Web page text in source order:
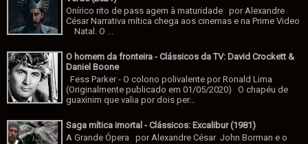
Onírico rito de pass agem à maturidade por Alexandre
César Narrativa mítica chega aos cinemas e na Prime Video
Natal. O ...
O homem da fronteira - Clássicos da TV: David Crockett &
Daniel Boone
Fess Parker - O colono polivalente por Ronald Lima
(Originalmente publicado em 01/05/2020) O chapéu de
guaxinim que valia por dois per...
Saga mítica imortal - Clássicos: Excalibur (1981)
A Grande Ópera por Alexandre César John Borman e o